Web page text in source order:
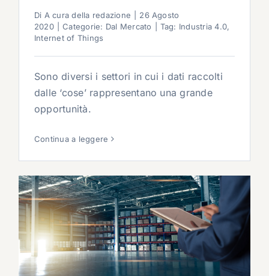
Di A cura della redazione
26 Agosto
2020
Categorie: Dal Mercato Tag: Industria 4.0,
Internet of Things
Sono diversi i settori in cui i dati raccolti
dalle ‘cose’ rappresentano una grande
opportunità.
Continua a leggere